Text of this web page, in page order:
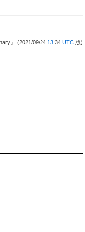
』 (2021/09/24 13:34 UTC 版)